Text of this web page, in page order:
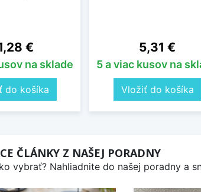
€
na sklade
do košíka
Cena
5,31 €
5 a viac kusov na
Vložiť do košíka
ČLÁNKY Z NAŠEJ PORADNY
vybrať? Nahliadnite do našej poradny a